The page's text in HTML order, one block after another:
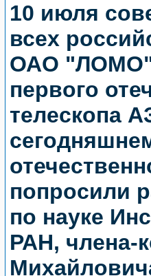
10 июля
всех
ОАО "ЛОМО"
первого
телескопа
попросили
по науке
РАН, члена-